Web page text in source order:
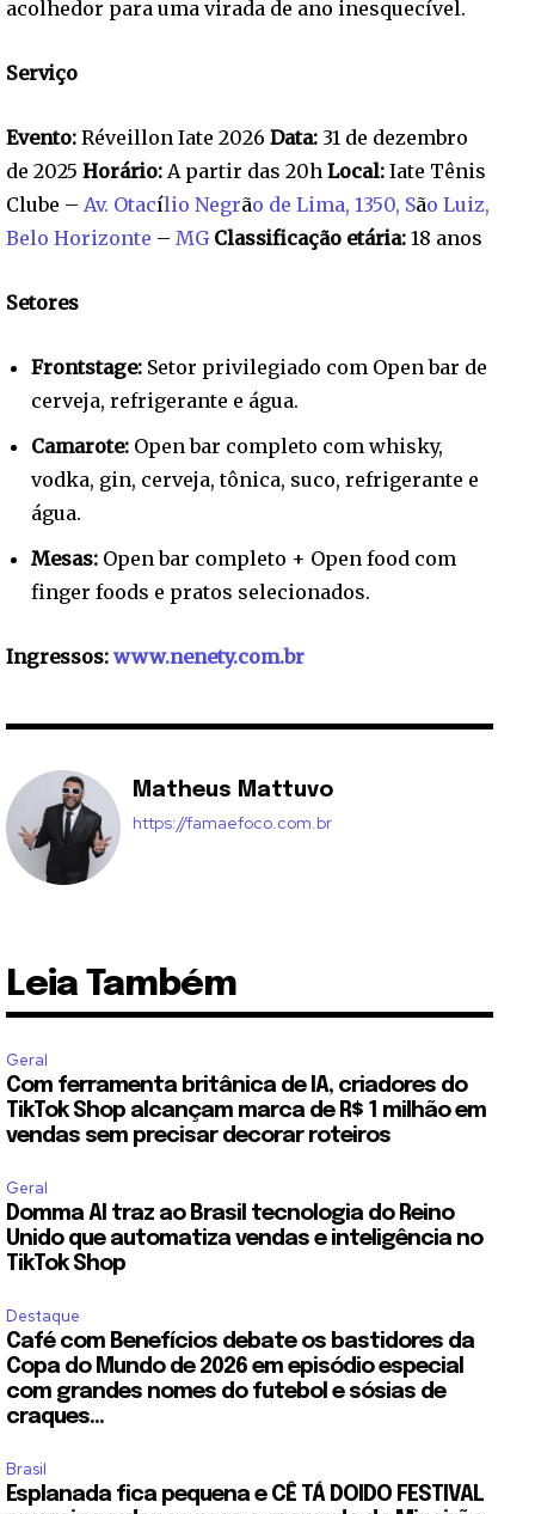
acolhedor para uma virada de ano inesquecível.
Serviço
Evento: Réveillon Iate 2026 Data: 31 de dezembro
de 2025 Horário: A partir das 20h Local: Iate Tênis
Clube – Av. Otacílio Negrão de Lima, 1350, São Luiz,
Belo Horizonte – MG Classificação etária: 18 anos
Setores
Frontstage: Setor privilegiado com Open bar de
cerveja, refrigerante e água.
Camarote: Open bar completo com whisky,
vodka, gin, cerveja, tônica, suco, refrigerante e
água.
Mesas: Open bar completo + Open food com
finger foods e pratos selecionados.
Ingressos: www.nenety.com.br
Matheus Mattuvo
https://famaefoco.com.br
Leia Também
Geral
Com ferramenta britânica de IA, criadores do
TikTok Shop alcançam marca de R$ 1 milhão em
vendas sem precisar decorar roteiros
Geral
Domma AI traz ao Brasil tecnologia do Reino
Unido que automatiza vendas e inteligência no
TikTok Shop
Destaque
Café com Benefícios debate os bastidores da
Copa do Mundo de 2026 em episódio especial
com grandes nomes do futebol e sósias de
craques...
Brasil
Esplanada fica pequena e CÊ TÁ DOIDO FESTIVAL